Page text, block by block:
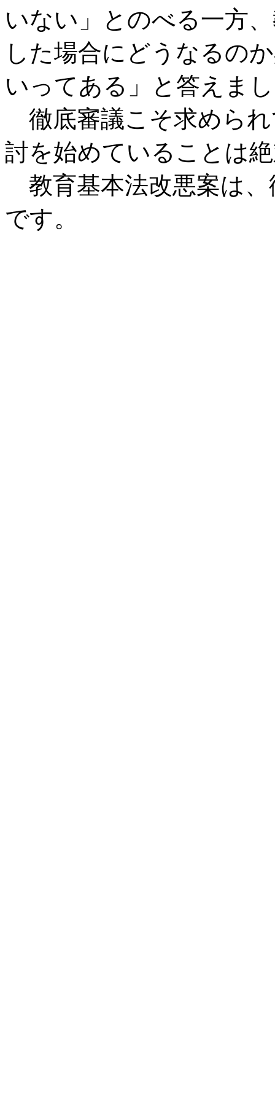
いない」とのべる一方
した場合にどうなるの
いってある」と答えま
徹底審議こそ求めら
討を始めていることは
教育基本法改悪案は、
です。